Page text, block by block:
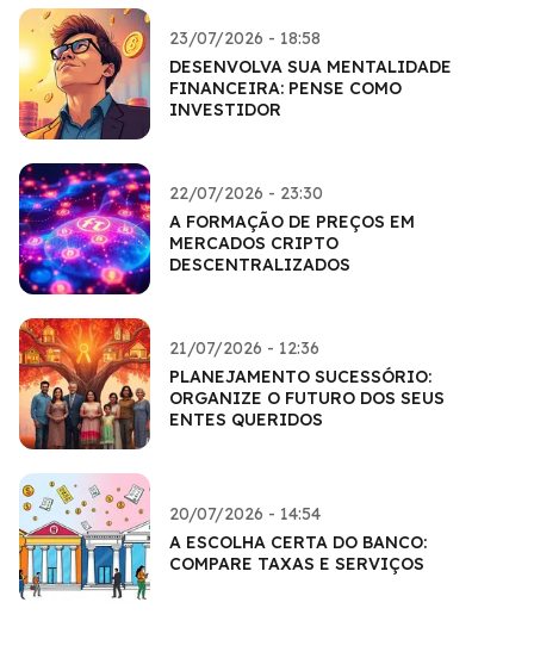
23/07/2026 - 18:58
DESENVOLVA SUA MENTALIDADE
FINANCEIRA: PENSE COMO
INVESTIDOR
22/07/2026 - 23:30
A FORMAÇÃO DE PREÇOS EM
MERCADOS CRIPTO
DESCENTRALIZADOS
21/07/2026 - 12:36
PLANEJAMENTO SUCESSÓRIO:
ORGANIZE O FUTURO DOS SEUS
ENTES QUERIDOS
20/07/2026 - 14:54
A ESCOLHA CERTA DO BANCO:
COMPARE TAXAS E SERVIÇOS